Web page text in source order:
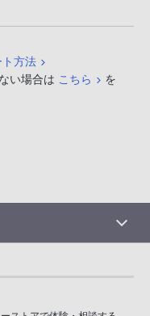
方法
い場合は こちら
を